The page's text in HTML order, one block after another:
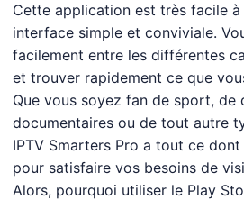
Cette application est très facile à
interface simple et conviviale.
facilement entre les différentes
et trouver rapidement ce que
Que vous soyez fan de sport, de
documentaires ou de tout autre
IPTV Smarters Pro a tout ce
pour satisfaire vos besoins de
Alors, pourquoi utiliser le Play